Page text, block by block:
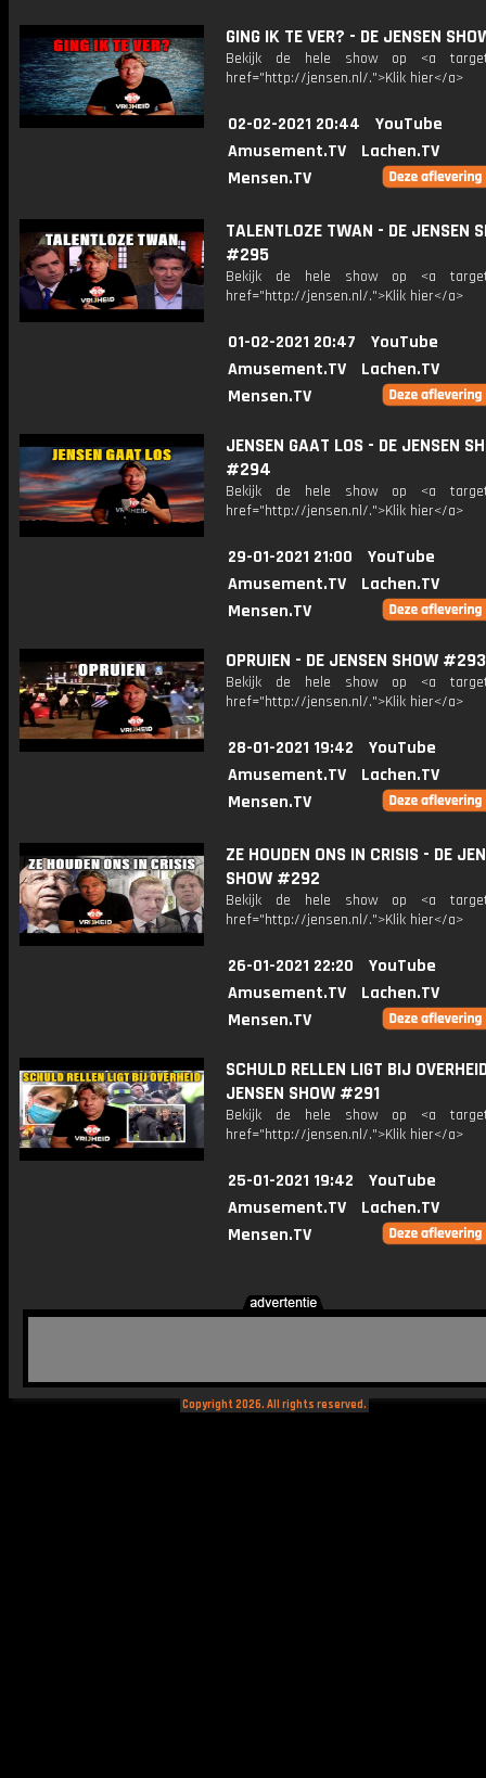
GING IK TE VER? - DE JENSEN
Bekijk de hele show op <a
href="http://jensen.nl/.">Klik hier</a>
02-02-2021 20:44
YouTube
Amusement.TV
Lachen.TV
Mensen.TV
TALENTLOZE TWAN - DE JENSEN
#295
Bekijk de hele show op <a
href="http://jensen.nl/.">Klik hier</a>
01-02-2021 20:47
YouTube
Amusement.TV
Lachen.TV
Mensen.TV
JENSEN GAAT LOS - DE JENSEN
#294
Bekijk de hele show op <a
href="http://jensen.nl/.">Klik hier</a>
29-01-2021 21:00
YouTube
Amusement.TV
Lachen.TV
Mensen.TV
OPRUIEN - DE JENSEN SHOW #293
Bekijk de hele show op <a
href="http://jensen.nl/.">Klik hier</a>
28-01-2021 19:42
YouTube
Amusement.TV
Lachen.TV
Mensen.TV
ZE HOUDEN ONS IN CRISIS - DE
SHOW #292
Bekijk de hele show op <a
href="http://jensen.nl/.">Klik hier</a>
26-01-2021 22:20
YouTube
Amusement.TV
Lachen.TV
Mensen.TV
SCHULD RELLEN LIGT BIJ
JENSEN SHOW #291
Bekijk de hele show op <a
href="http://jensen.nl/.">Klik hier</a>
25-01-2021 19:42
YouTube
Amusement.TV
Lachen.TV
Mensen.TV
Copyright 2026. All rights reserved.